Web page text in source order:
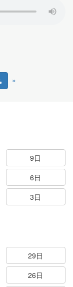
»
9日
6日
3日
29日
26日